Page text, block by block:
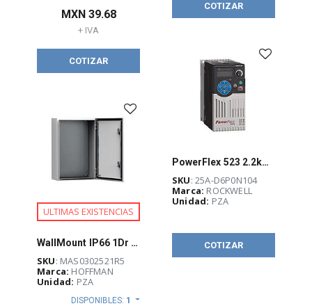
MXN 39.68
+ IVA
COTIZAR
ULTIMAS EXISTENCIAS
WallMount IP66 1Dr Enc w Pnl
SKU: MAS0302521R5
Marca: HOFFMAN
Unidad: PZA
DISPONIBLES: 1
COTIZAR
PowerFlex 523 2.2kW (3Hp) AC Drive
SKU: 25A-D6P0N104
Marca: ROCKWELL
Unidad: PZA
COTIZAR